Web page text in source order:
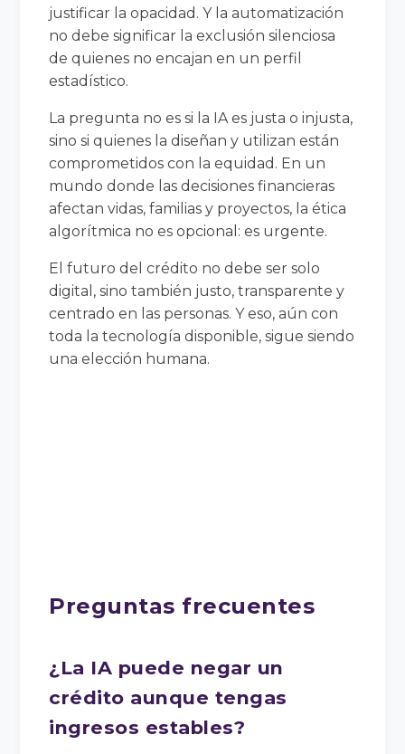
justificar la opacidad. Y la automatización
no debe significar la exclusión silenciosa
de quienes no encajan en un perfil
estadístico.
La pregunta no es si la IA es justa o injusta,
sino si quienes la diseñan y utilizan están
comprometidos con la equidad. En un
mundo donde las decisiones financieras
afectan vidas, familias y proyectos, la ética
algorítmica no es opcional: es urgente.
El futuro del crédito no debe ser solo
digital, sino también justo, transparente y
centrado en las personas. Y eso, aún con
toda la tecnología disponible, sigue siendo
una elección humana.
Preguntas frecuentes
¿La IA puede negar un
crédito aunque tengas
ingresos estables?